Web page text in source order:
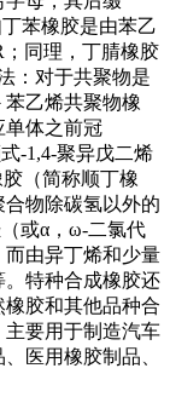
苯橡胶是由苯乙
同理，丁腈橡胶
：对于共聚物是
乙烯共聚物橡
单体之前冠
-1,4-聚异戊二烯
（简称顺丁橡
物除碳氢以外的
或α，ω-二氯代
由异丁烯和少量
特种合成橡胶还
胶和其他品种合
主要用于制造汽车
、医用橡胶制品、